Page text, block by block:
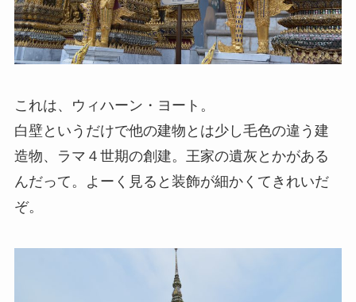
これは、ウィハーン・ヨート。
白壁というだけで他の建物とは少し毛色の違う建
造物、ラマ４世期の創建。王家の遺灰とかがある
んだって。よーく見ると装飾が細かくてきれいだ
ぞ。